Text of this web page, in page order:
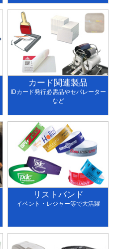
カード関連製品
IDカード発行必需品やセパレーター
など
リストバンド
イベント・レジャー等で大活躍